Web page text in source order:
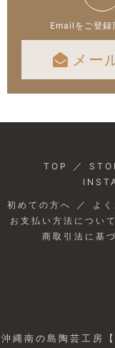
Emailをご登録
メー
TOP ／
初めての方へ ／ よ
お支払い方法について
商取引法に基
沖縄南の島陶芸工